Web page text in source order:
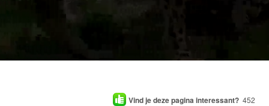
Vind je deze pagina interessant? 452